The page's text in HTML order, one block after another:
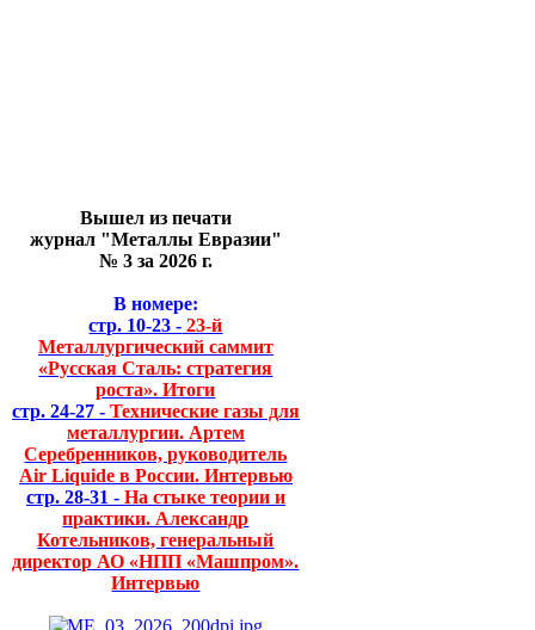
Вышел из печати
журнал "Металлы Евразии"
№ 3 за 2026 г.
В номере:
стр. 10-23 - 23-й
Металлургический саммит
«Русская Сталь: стратегия
роста». Итоги
стр. 24-27 - Технические газы для
металлургии. Артем
Серебренников, руководитель
Air Liquide в России. Интервью
стр. 28-31 - На стыке теории и
практики. Александр
Котельников, генеральный
директор АО «НПП «Машпром».
Интервью